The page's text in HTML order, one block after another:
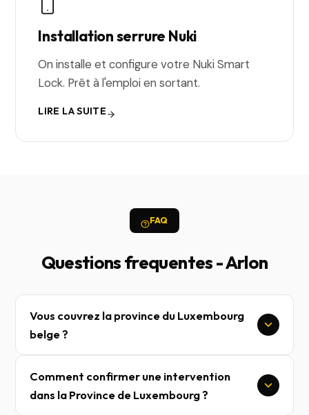
Installation serrure Nuki
On installe et configure votre Nuki Smart
Lock. Prêt à l'emploi en sortant.
LIRE LA SUITE
FAQ
Questions frequentes - Arlon
Vous couvrez la province du Luxembourg
belge ?
Comment confirmer une intervention
dans la Province de Luxembourg ?